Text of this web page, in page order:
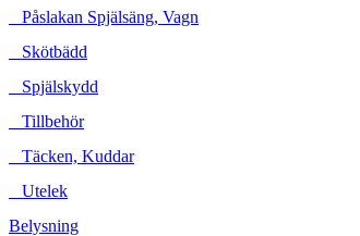
Påslakan Spjälsäng, Vagn
Skötbädd
Spjälskydd
Tillbehör
Täcken, Kuddar
Utelek
Belysning